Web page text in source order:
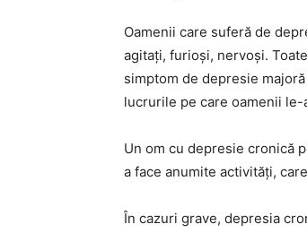
Oamenii care suferă de
agitați, furioși, nervoși.
simptom de depresie
lucrurile pe care oamenii le-
Un om cu depresie cronică
a face anumite activități,
În cazuri grave, depresia